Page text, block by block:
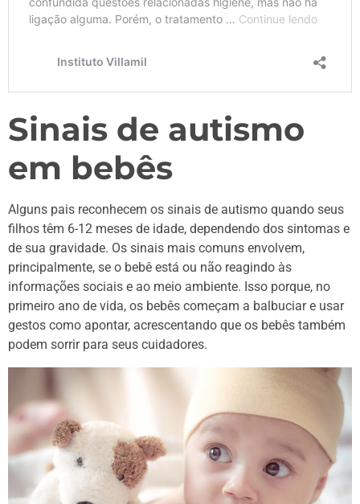
Sinais de autismo
em bebês
Alguns pais reconhecem os sinais de autismo quando seus
filhos têm 6-12 meses de idade, dependendo dos sintomas e
de sua gravidade. Os sinais mais comuns envolvem,
principalmente, se o bebê está ou não reagindo às
informações sociais e ao meio ambiente. Isso porque, no
primeiro ano de vida, os bebês começam a balbuciar e usar
gestos como apontar, acrescentando que os bebês também
podem sorrir para seus cuidadores.